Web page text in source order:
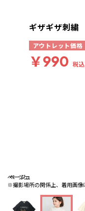
ベージュ
※撮影場所の関係上、着用画像
ベージュ
ベージュ
ギザギザ刺
アウトレット価格
￥990 税込